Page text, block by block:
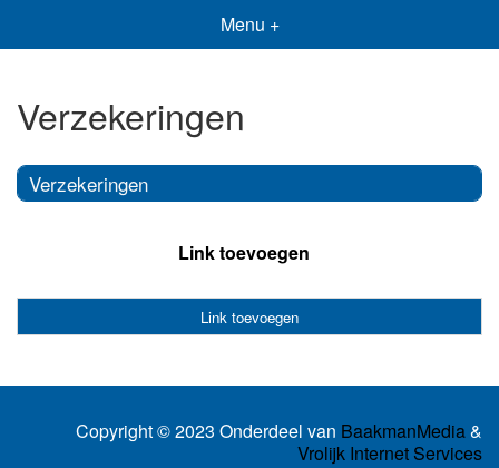
Menu +
Verzekeringen
Verzekeringen
Link toevoegen
Link toevoegen
Copyright © 2023 Onderdeel van BaakmanMedia&
Vrolijk Internet Services